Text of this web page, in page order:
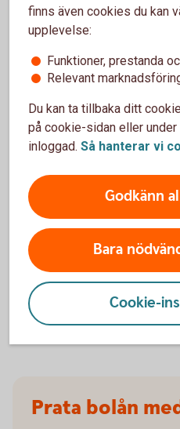
Att hålla koll på
bostadsrätt
Bostadsföreningens
godkänna cookies
Inställningar för
Prata bolån
finns även cookies du kan
upplevelse:
Funktioner, prestanda
Relevant
Du kan ta tillbaka ditt
på cookie-sidan eller under
inloggad. Så hanterar vi
Godkänn
Bara
Cookie-